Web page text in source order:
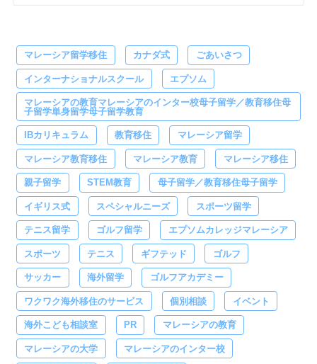
マレーシア留学移住 カナダ式 ごあいさつ
インターナショナルスクール エプソム
マレーシアの教育マレーシアのインター校母子留学／教育移住母
子留学単身留学母子留学教育
IBカリキュラム 教育移住 マレーシア留学
マレーシア教育移住 マレーシア教育 マレーシア移住
親子留学 STEM教育 母子留学／教育移住母子留学
イギリス式 スペシャルニーズ スポーツ留学
テニス留学 ゴルフ留学 エプソムカレッジマレーシア
スポーツ テニス ギフテッド ゴルフ
サッカー 海外留学 ゴルフアカデミー
ワクワク海外移住のサービス 個別相談 イベント
海外こども相談室 PR マレーシアの教育
マレーシアの大学 マレーシアのインター校